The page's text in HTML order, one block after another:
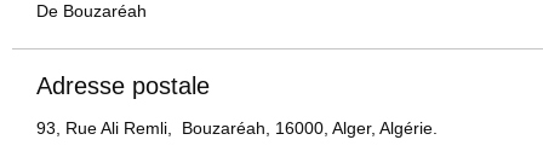
De Bouzaréah
Adresse postale
93, Rue Ali Remli, Bouzaréah, 16000, Alger, Algérie.